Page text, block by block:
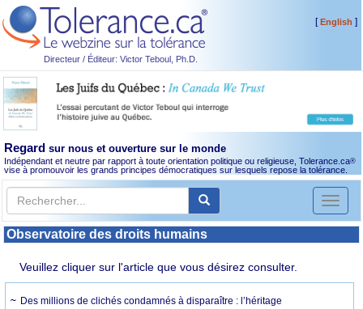
Directeur / Éditeur: Victor Teboul, Ph.D.
[English ]
Regard sur nous et ouverture sur le monde
Indépendant et neutre par rapport à toute orientation politique ou religieuse, Tolerance.ca®
vise à promouvoir les grands principes démocratiques sur lesquels repose la tolérance.
Toggle
Observatoire des droits humains
Veuillez cliquer sur l'article que vous désirez consulter.
Des millions de clichés condamnés à disparaître : l’héritage